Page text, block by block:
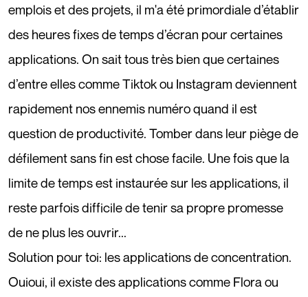
emplois et des projets, il m'a été primordiale d’établir
des heures fixes de temps d’écran pour certaines
applications. On sait tous très bien que certaines
d’entre elles comme Tiktok ou Instagram deviennent
rapidement nos ennemis numéro quand il est
question de productivité. Tomber dans leur piège de
défilement sans fin est chose facile. Une fois que la
limite de temps est instaurée sur les applications, il
reste parfois difficile de tenir sa propre promesse
de ne plus les ouvrir...
Solution pour toi: les applications de concentration.
Ouioui, il existe des applications comme Floraou